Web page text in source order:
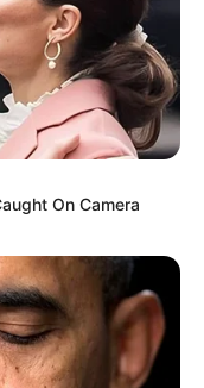
On Camera